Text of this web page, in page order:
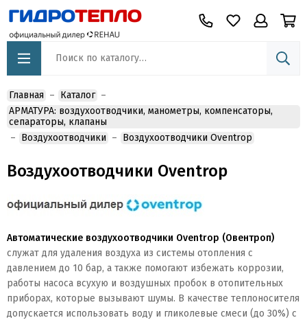
Главная
Каталог
АРМАТУРА: воздухоотводчики, манометры, компенсаторы,
сепараторы, клапаны
Воздухоотводчики
Воздухоотводчики Oventrop
Воздухоотводчики Oventrop
Автоматические воздухоотводчики Oventrop (Овентроп)
служат для удаления воздуха из системы отопления с
давлением до 10 бар, а также помогают избежать коррозии,
работы насоса всухую и воздушных пробок в отопительных
приборах, которые вызывают шумы. В качестве теплоносителя
допускается использовать воду и гликолевые смеси (до 30%) с